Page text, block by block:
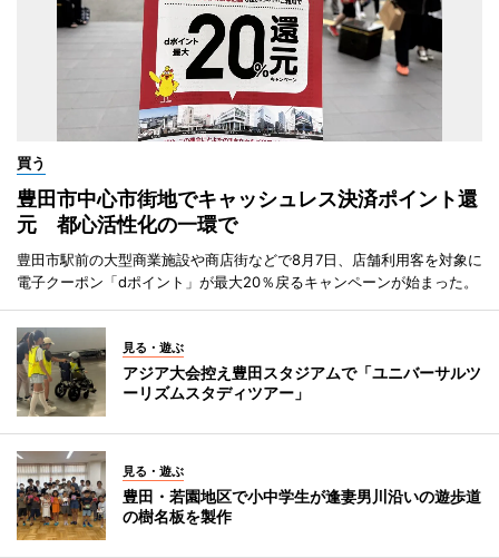
買う
豊田市中心市街地でキャッシュレス決済ポイント還
元 都心活性化の一環で
豊田市駅前の大型商業施設や商店街などで8月7日、店舗利用客を対象に
電子クーポン「dポイント」が最大20％戻るキャンペーンが始まった。
見る・遊ぶ
アジア大会控え豊田スタジアムで「ユニバーサルツ
ーリズムスタディツアー」
見る・遊ぶ
豊田・若園地区で小中学生が逢妻男川沿いの遊歩道
の樹名板を製作